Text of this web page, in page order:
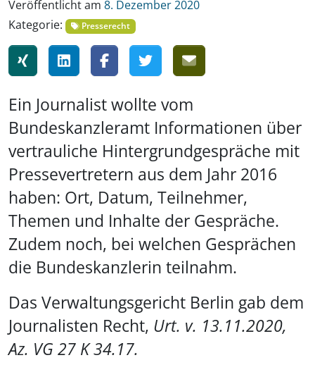
Veröffentlicht am 8. Dezember 2020
Kategorie:
Presserecht
Ein Journalist wollte vom
Bundeskanzleramt Informationen über
vertrauliche Hintergrundgespräche mit
Pressevertretern aus dem Jahr 2016
haben: Ort, Datum, Teilnehmer,
Themen und Inhalte der Gespräche.
Zudem noch, bei welchen Gesprächen
die Bundeskanzlerin teilnahm.
Das Verwaltungsgericht Berlin gab dem
Journalisten Recht, Urt. v. 13.11.2020,
Az. VG 27 K 34.17.